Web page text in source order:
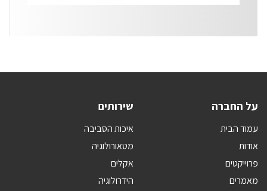
על החברה
עמוד הבית
אודות
פרוייקטים
מאמרים
שירותים
איכות הסביבה
מטאורולוגיה
אקלים
הידרולוגיה